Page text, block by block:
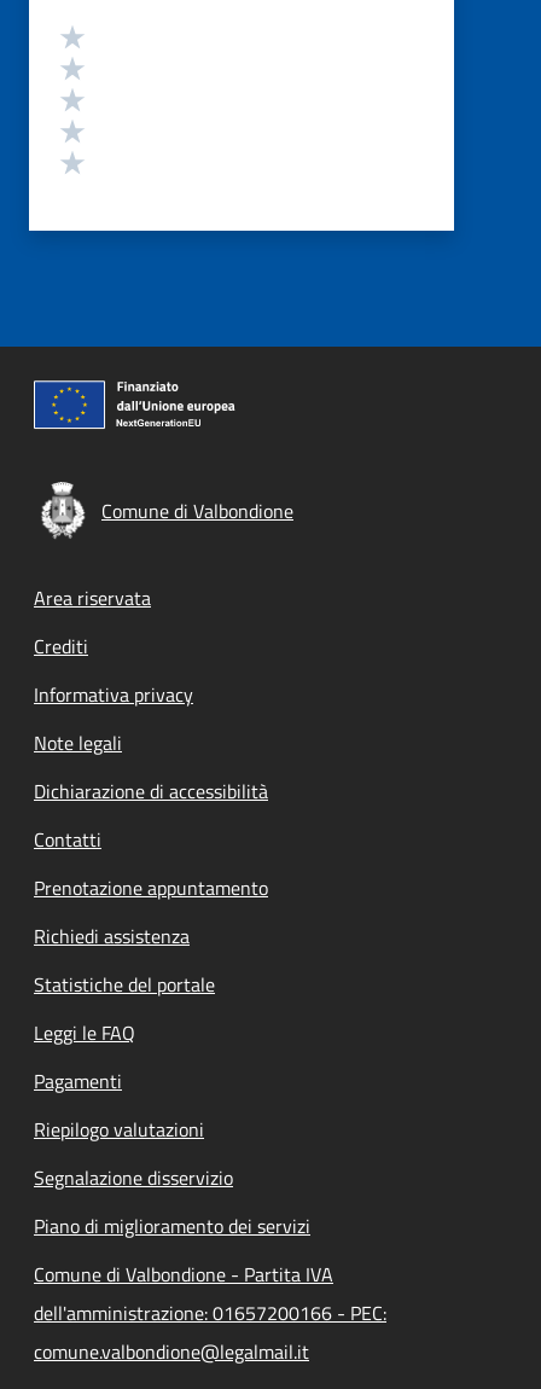
Valutazione
Comune di Valbondione
Footer menu
Area riservata
Crediti
Informativa privacy
Note legali
Dichiarazione di accessibilità
Contatti
Prenotazione appuntamento
Richiedi assistenza
Statistiche del portale
Leggi le FAQ
Pagamenti
Riepilogo valutazioni
Segnalazione disservizio
Piano di miglioramento dei servizi
Comune di Valbondione - Partita IVA
dell'amministrazione: 01657200166 - PEC:
comune.valbondione@legalmail.it